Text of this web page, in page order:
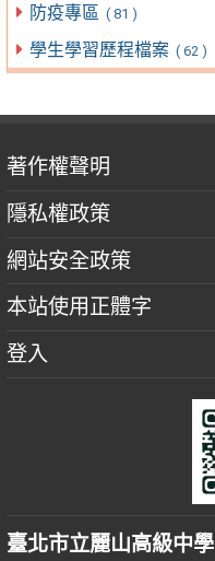
防疫專區 ( 81 )
學生學習歷程檔案 ( 62 )
著作權聲明
隱私權政策
網站安全政策
本站使用正體字
登入
臺北市立麗山高級中學